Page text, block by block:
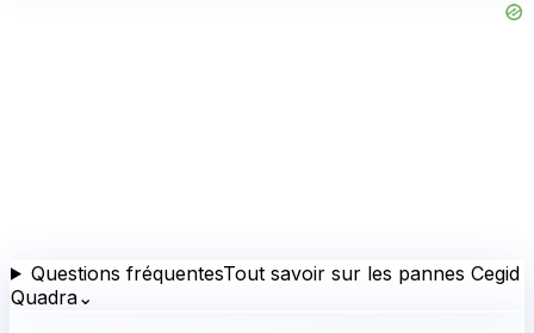
Questions fréquentesTout savoir sur les pannes Cegid
Quadra⌄